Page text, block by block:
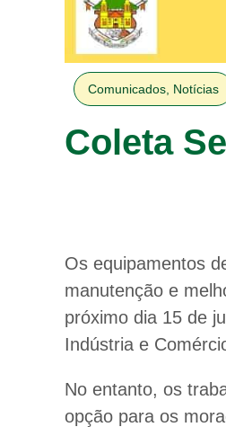
Comunicados Notícias
Coleta
Os equipamentos
manutenção e
próximo dia 15 de
Indústria e
No entanto, os
opção para os